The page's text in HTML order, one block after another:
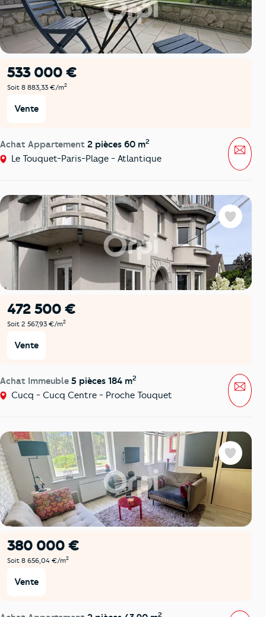
533 000 €
Soit 8 883,33 €/m2
Vente
Achat Appartement 2 pièces 60 m2
Le Touquet-Paris-Plage - Atlantique
472 500 €
Soit 2 567,93 €/m2
Vente
Achat Immeuble 5 pièces 184 m2
Cucq - Cucq Centre - Proche Touquet
Favoris
380 000 €
Soit 8 656,04 €/m2
Vente
2
Favoris